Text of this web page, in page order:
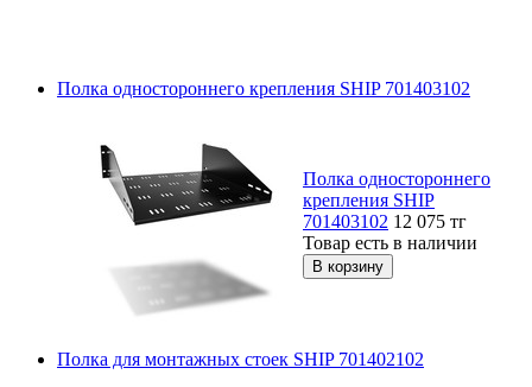
Полка одностороннего крепления SHIP 701403102
Полка одностороннего
крепления SHIP
701403102 12 075 тг
Товар есть в наличии
Полка для монтажных стоек SHIP 701402102